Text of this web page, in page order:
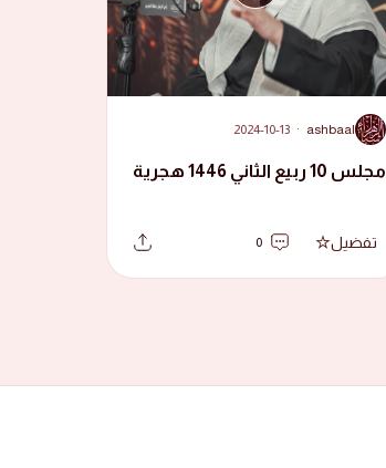
A
ashbaal
·
2024-10-13
مجلس 10 ربيع الثاني 1446 هجرية
تفضيل 0